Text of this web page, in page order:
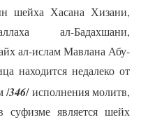
шейха Хасана Хизани,
ал-Бадахшани,
ал-ислам Мавлана Абу-
находится недалеко от
/346/ исполнения молитв,
является шейх